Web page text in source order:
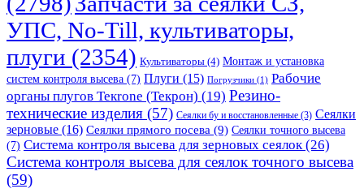
УПС, No-Till, культиваторы,
плуги (2354) Культиваторы (4) Монтаж и установка
систем контроля высева (7) Плуги (15) Погрузчики (1) Рабочие
органы плугов Текrоne (Текрон) (19) Резино-
технические изделия (57) Сеялки бу и восстановленные (3) Сеялки
зерновые (16) Сеялки прямого посева (9) Сеялки точного высева
(7) Система контроля высева для зерновых сеялок (26)
Система контроля высева для сеялок точного высева
(59)